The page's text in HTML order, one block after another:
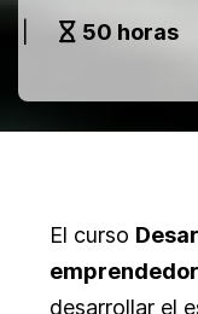
50 horas
El curso
emprendedor
desarrollar el